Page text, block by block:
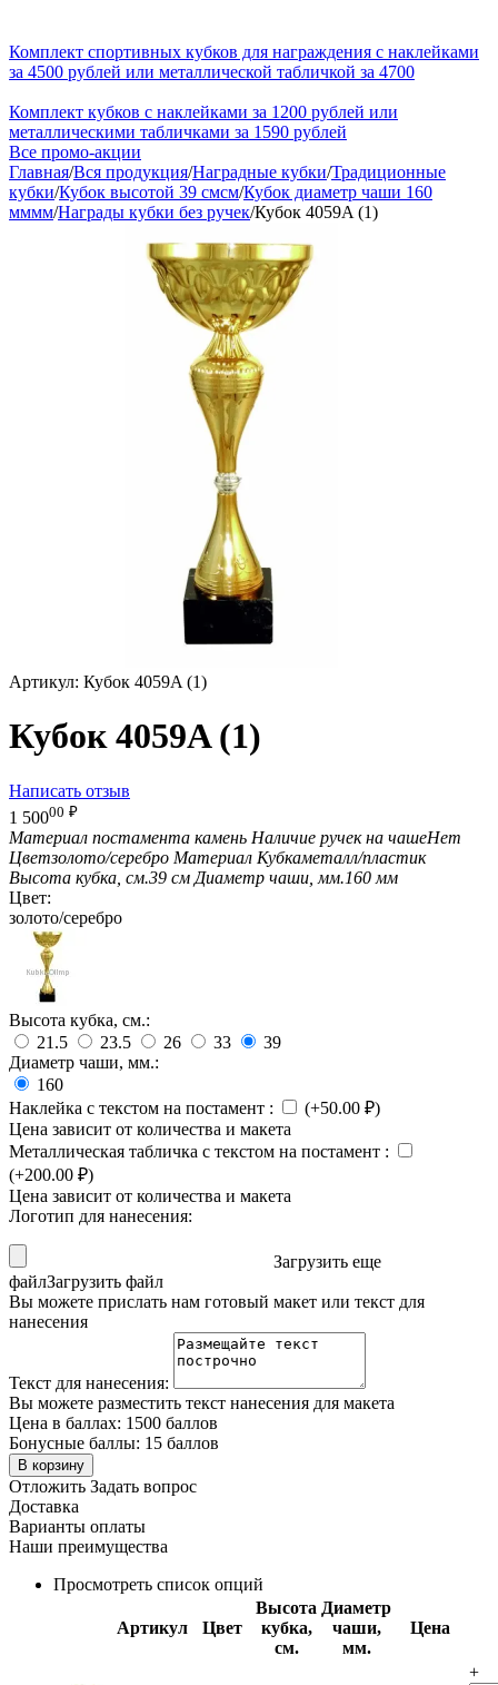
Комплект спортивных кубков для награждения с наклейками
за 4500 рублей или металлической табличкой за 4700
Комплект кубков с наклейками за 1200 рублей или
металлическими табличками за 1590 рублей
Все промо-акции
Главная/Вся продукция/Наградные кубки/Традиционные
кубки/Кубок высотой 39 смсм/Кубок диаметр чаши 160
мммм/Награды кубки без ручек/Кубок 4059A (1)
Артикул: Кубок 4059A (1)
Кубок 4059A (1)
Написать отзыв
1 50000 ₽
Материал постамента камень Наличие ручек на чашеНет
Цветзолото/серебро Материал Кубкаметалл/пластик
Высота кубка, см.39 см Диаметр чаши, мм.160 мм
Цвет:
золото/серебро
Высота кубка, см.:
21.5
23.5 26 33
39
Диаметр чаши, мм.:
160
Наклейка с текстом на постамент : (+50.00 ₽)
Цена зависит от количества и макета
Металлическая табличка с текстом на постамент :
(+200.00 ₽)
Цена зависит от количества и макета
Логотип для нанесения:
Загрузить еще
файлЗагрузить файл
Вы можете прислать нам готовый макет или текст для
нанесения
Текст для нанесения:
Вы можете разместить текст нанесения для макета
Цена в баллах: 1500 баллов
Бонусные баллы: 15 баллов
В корзину
Отложить Задать вопрос
Доставка
Варианты оплаты
Наши преимущества
Просмотреть список опций
Артикул Цвет
Высота
кубка,
см.
Диаметр
чаши,
мм.
Цена
+